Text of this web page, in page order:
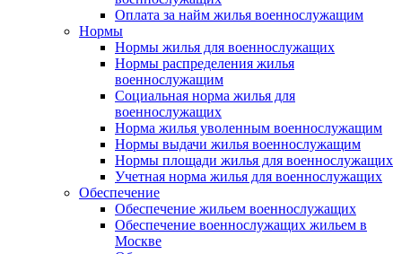
Оплата за найм жилья военнослужащим
Нормы
Нормы жилья для военнослужащих
Нормы распределения жилья
военнослужащим
Социальная норма жилья для
военнослужащих
Норма жилья уволенным военнослужащим
Нормы выдачи жилья военнослужащим
Нормы площади жилья для военнослужащих
Учетная норма жилья для военнослужащих
Обеспечение
Обеспечение жильем военнослужащих
Обеспечение военнослужащих жильем в
Москве